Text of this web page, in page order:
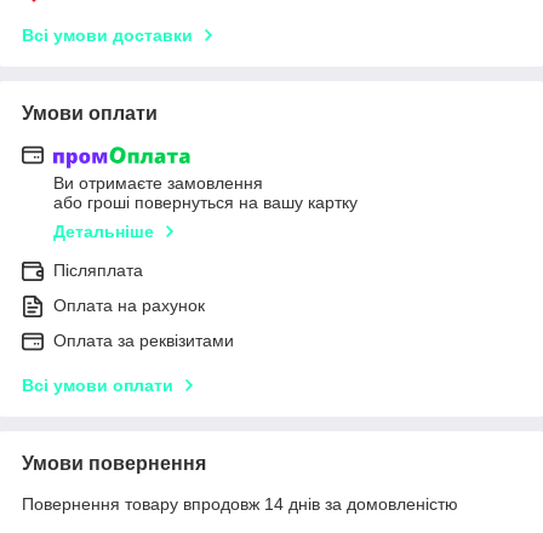
Всі умови доставки
Умови оплати
Ви отримаєте замовлення
або гроші повернуться на вашу картку
Детальніше
Післяплата
Оплата на рахунок
Оплата за реквізитами
Всі умови оплати
Умови повернення
Повернення товару впродовж 14 днів за домовленістю